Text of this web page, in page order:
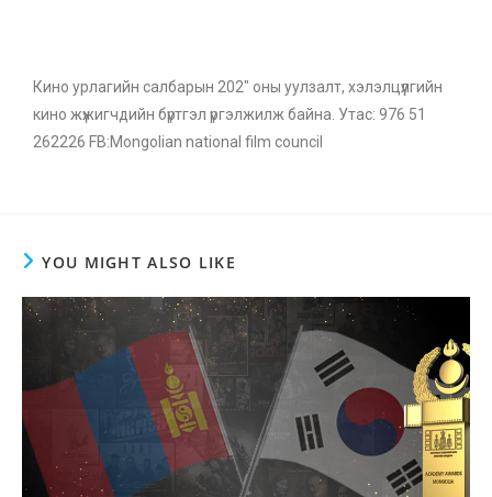
Кино урлагийн салбарын 202″ оны уулзалт, хэлэлцүүлгийн
кино жүжигчдийн бүртгэл үргэлжилж байна. Утас: 976 51
262226 FB:Mongolian national film council
YOU MIGHT ALSO LIKE